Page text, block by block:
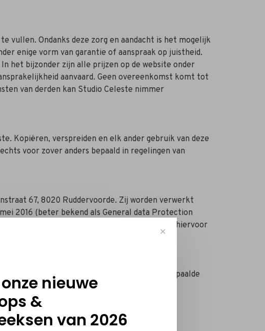
vullen. Ondanks deze zorg en aandacht is het mogelijk
enige vorm van garantie of aanspraak op juistheid.
het bijzonder zijn alle prijzen op de website onder
aanvaard. Geen overeenkomst komt tot
van derden kan Studio Celeste nimmer
Kopiëren, verspreiden en elk ander gebruik van deze
voor zover anders bepaald in regelingen van
67, 8020 Ruddervoorde. Zij worden verwerkt
2016 (beter bekend als General data Protection
ze worden ingezameld en enkel zolang dit hiervoor
inkijken en zo nodig laten corrigeren. In bepaalde
rechten uit te oefenen, vul je
✕
nieuwe
&
van 2026